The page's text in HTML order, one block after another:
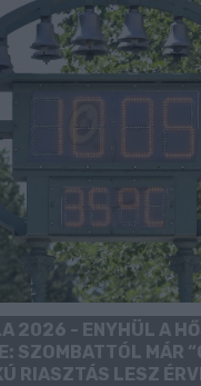
2026 - ENYHÜL A
SZOMBATTÓL MÁR
RIASZTÁS LESZ